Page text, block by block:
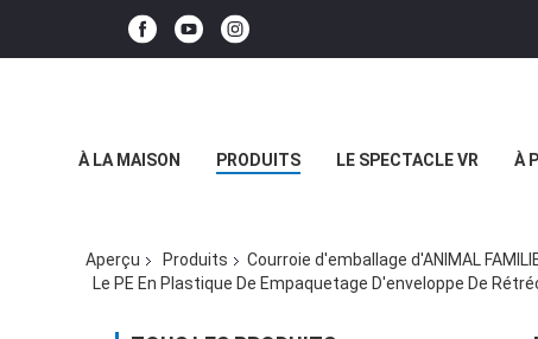
À LA MAISON PRODUITS LE SPECTACLE VR À
Aperçu Produits
Courroie d'emballage d'ANIMAL
Le PE En Plastique De Empaquetage D'enveloppe De